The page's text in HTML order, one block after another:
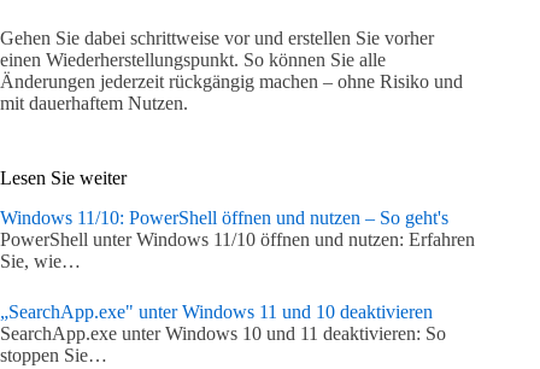
Gehen Sie dabei schrittweise vor und erstellen Sie vorher
einen Wiederherstellungspunkt. So können Sie alle
Änderungen jederzeit rückgängig machen – ohne Risiko und
mit dauerhaftem Nutzen.
Lesen Sie weiter
Windows 11/10: PowerShell öffnen und nutzen – So geht's
PowerShell unter Windows 11/10 öffnen und nutzen: Erfahren
Sie, wie…
„SearchApp.exe" unter Windows 11 und 10 deaktivieren
SearchApp.exe unter Windows 10 und 11 deaktivieren: So
stoppen Sie…